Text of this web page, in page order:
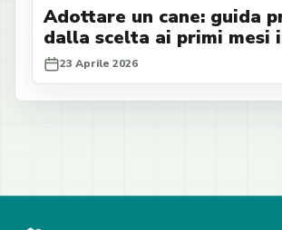
Adottare un cane: guida
dalla scelta ai primi mesi
23 Aprile 2026